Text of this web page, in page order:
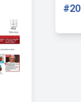
#20